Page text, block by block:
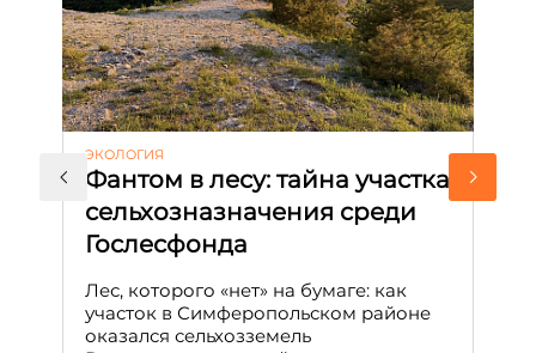
ЭКОЛОГИЯ
Фантом в лесу: тайна участка
сельхозназначения среди
Гослесфонда
Лес, которого «нет» на бумаге: как
участок в Симферопольском районе
оказался сельхозземель